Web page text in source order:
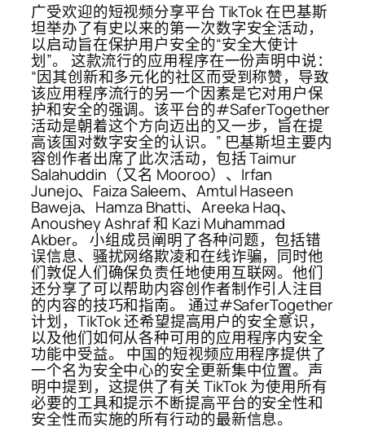
广受欢迎的短视频分享平台 TikTok 在巴基斯
坦举办了有史以来的第一次数字安全活动，
以启动旨在保护用户安全的“安全大使计
划”。 这款流行的应用程序在一份声明中说：
“因其创新和多元化的社区而受到称赞，导致
该应用程序流行的另一个因素是它对用户保
护和安全的强调。该平台的#SaferTogether
活动是朝着这个方向迈出的又一步，旨在提
高该国对数字安全的认识。” 巴基斯坦主要内
容创作者出席了此次活动，包括 Taimur
Salahuddin（又名 Mooroo）、Irfan
Junejo、Faiza Saleem、Amtul Haseen
Baweja、Hamza Bhatti、Areeka Haq、
Anoushey Ashraf 和 Kazi Muhammad
Akber。 小组成员阐明了各种问题，包括错
误信息、骚扰网络欺凌和在线诈骗，同时他
们敦促人们确保负责任地使用互联网。他们
还分享了可以帮助内容创作者制作引人注目
的内容的技巧和指南。 通过#SaferTogether
计划，TikTok 还希望提高用户的安全意识，
以及他们如何从各种可用的应用程序内安全
功能中受益。 中国的短视频应用程序提供了
一个名为安全中心的安全更新集中位置。声
明中提到，这提供了有关 TikTok 为使用所有
必要的工具和提示不断提高平台的安全性和
安全性而实施的所有行动的最新信息。